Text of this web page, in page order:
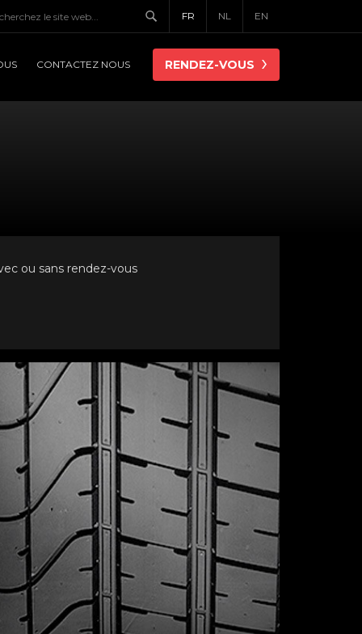
FR NL EN
CONTACTEZ NOUS RENDEZ-VOUS
ou sans rendez-vous